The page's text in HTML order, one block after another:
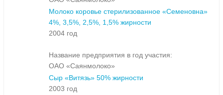
Молоко коровье стерилизованное «Семеновна»
4%, 3,5%, 2,5%, 1,5% жирности
2004 год
Название предприятия в год участия:
ОАО «Саянмолоко»
Сыр «Витязь» 50% жирности
2003 год